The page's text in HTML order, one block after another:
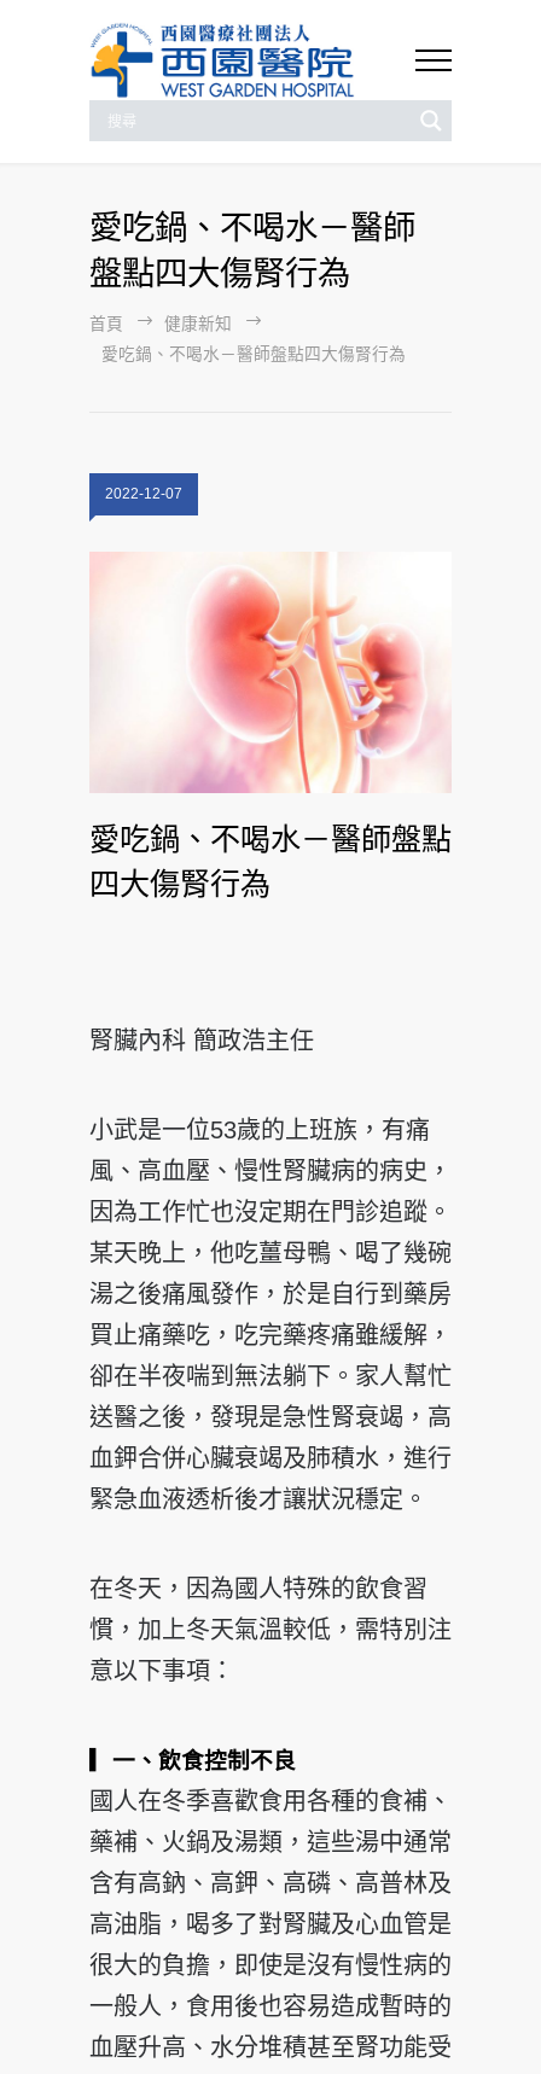
愛吃鍋、不喝水－醫師
盤點四大傷腎行為
首頁
健康新知
愛吃鍋、不喝水－醫師盤點四大傷腎行為
2022-12-07
愛吃鍋、不喝水－醫師盤點
四大傷腎行為
腎臟內科 簡政浩主任
小武是一位53歲的上班族，有痛
風、高血壓、慢性腎臟病的病史，
因為工作忙也沒定期在門診追蹤。
某天晚上，他吃薑母鴨、喝了幾碗
湯之後痛風發作，於是自行到藥房
買止痛藥吃，吃完藥疼痛雖緩解，
卻在半夜喘到無法躺下。家人幫忙
送醫之後，發現是急性腎衰竭，高
血鉀合併心臟衰竭及肺積水，進行
緊急血液透析後才讓狀況穩定。
在冬天，因為國人特殊的飲食習
慣，加上冬天氣溫較低，需特別注
意以下事項：
▎一、飲食控制不良
國人在冬季喜歡食用各種的食補、
藥補、火鍋及湯類，這些湯中通常
含有高鈉、高鉀、高磷、高普林及
高油脂，喝多了對腎臟及心血管是
很大的負擔，即使是沒有慢性病的
一般人，食用後也容易造成暫時的
血壓升高、水分堆積甚至腎功能受